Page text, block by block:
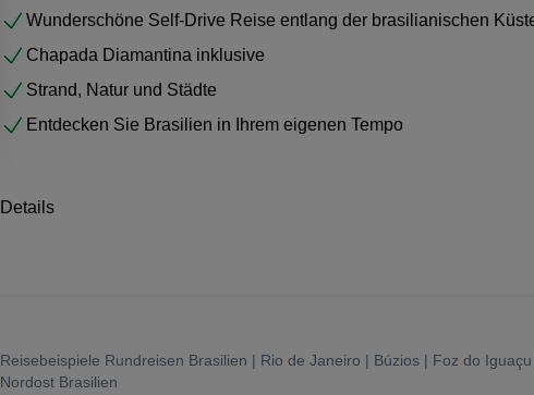
Wunderschöne Self-Drive Reise entlang der brasilianischen
Chapada Diamantina inklusive
Strand, Natur und Städte
Entdecken Sie Brasilien in Ihrem eigenen Tempo
Details
Reisebeispiele Rundreisen Brasilien | Rio de Janeiro | Búzios | Foz do
Nordost Brasilien